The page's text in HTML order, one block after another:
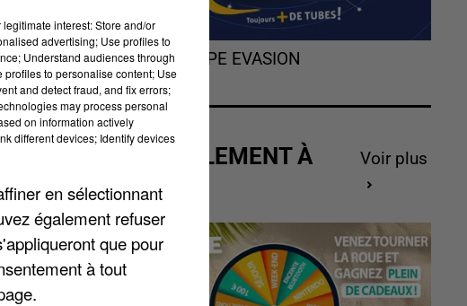
une
appel
L'HOROSCOPE EVASION
ACTUELLEMENT À
GAGNER
Voir plus
interest: Store and/or
advertising; Use profiles to
Understand audiences through
to personalise content; Use
and detect fraud, and fix errors;
may process personal
on information actively
different devices; Identify devices
en sélectionnant
également refuser
que pour
à tout